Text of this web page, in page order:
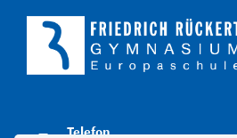
Telefon